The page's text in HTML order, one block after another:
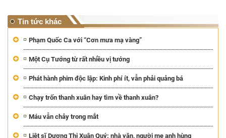
Tin tức khác
Phạm Quốc Ca với “Cơn mưa mạ vàng”
Một Cụ Tướng từ rất nhiều vị tướng
Phát hành phim độc lập: Kinh phí ít, vẫn phải quảng bá
Chạy trốn thanh xuân hay tìm về thanh xuân?
Máu vẫn chảy trong mắt
Liệt sĩ Dương Thị Xuân Quý: nhà văn, người mẹ anh hùng